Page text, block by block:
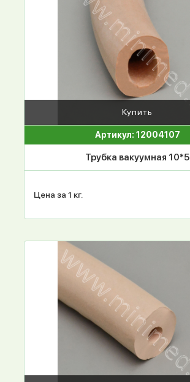
Купить
Артикул: 12004107
Трубка вакуумная 10*5
Цена за 1 кг.